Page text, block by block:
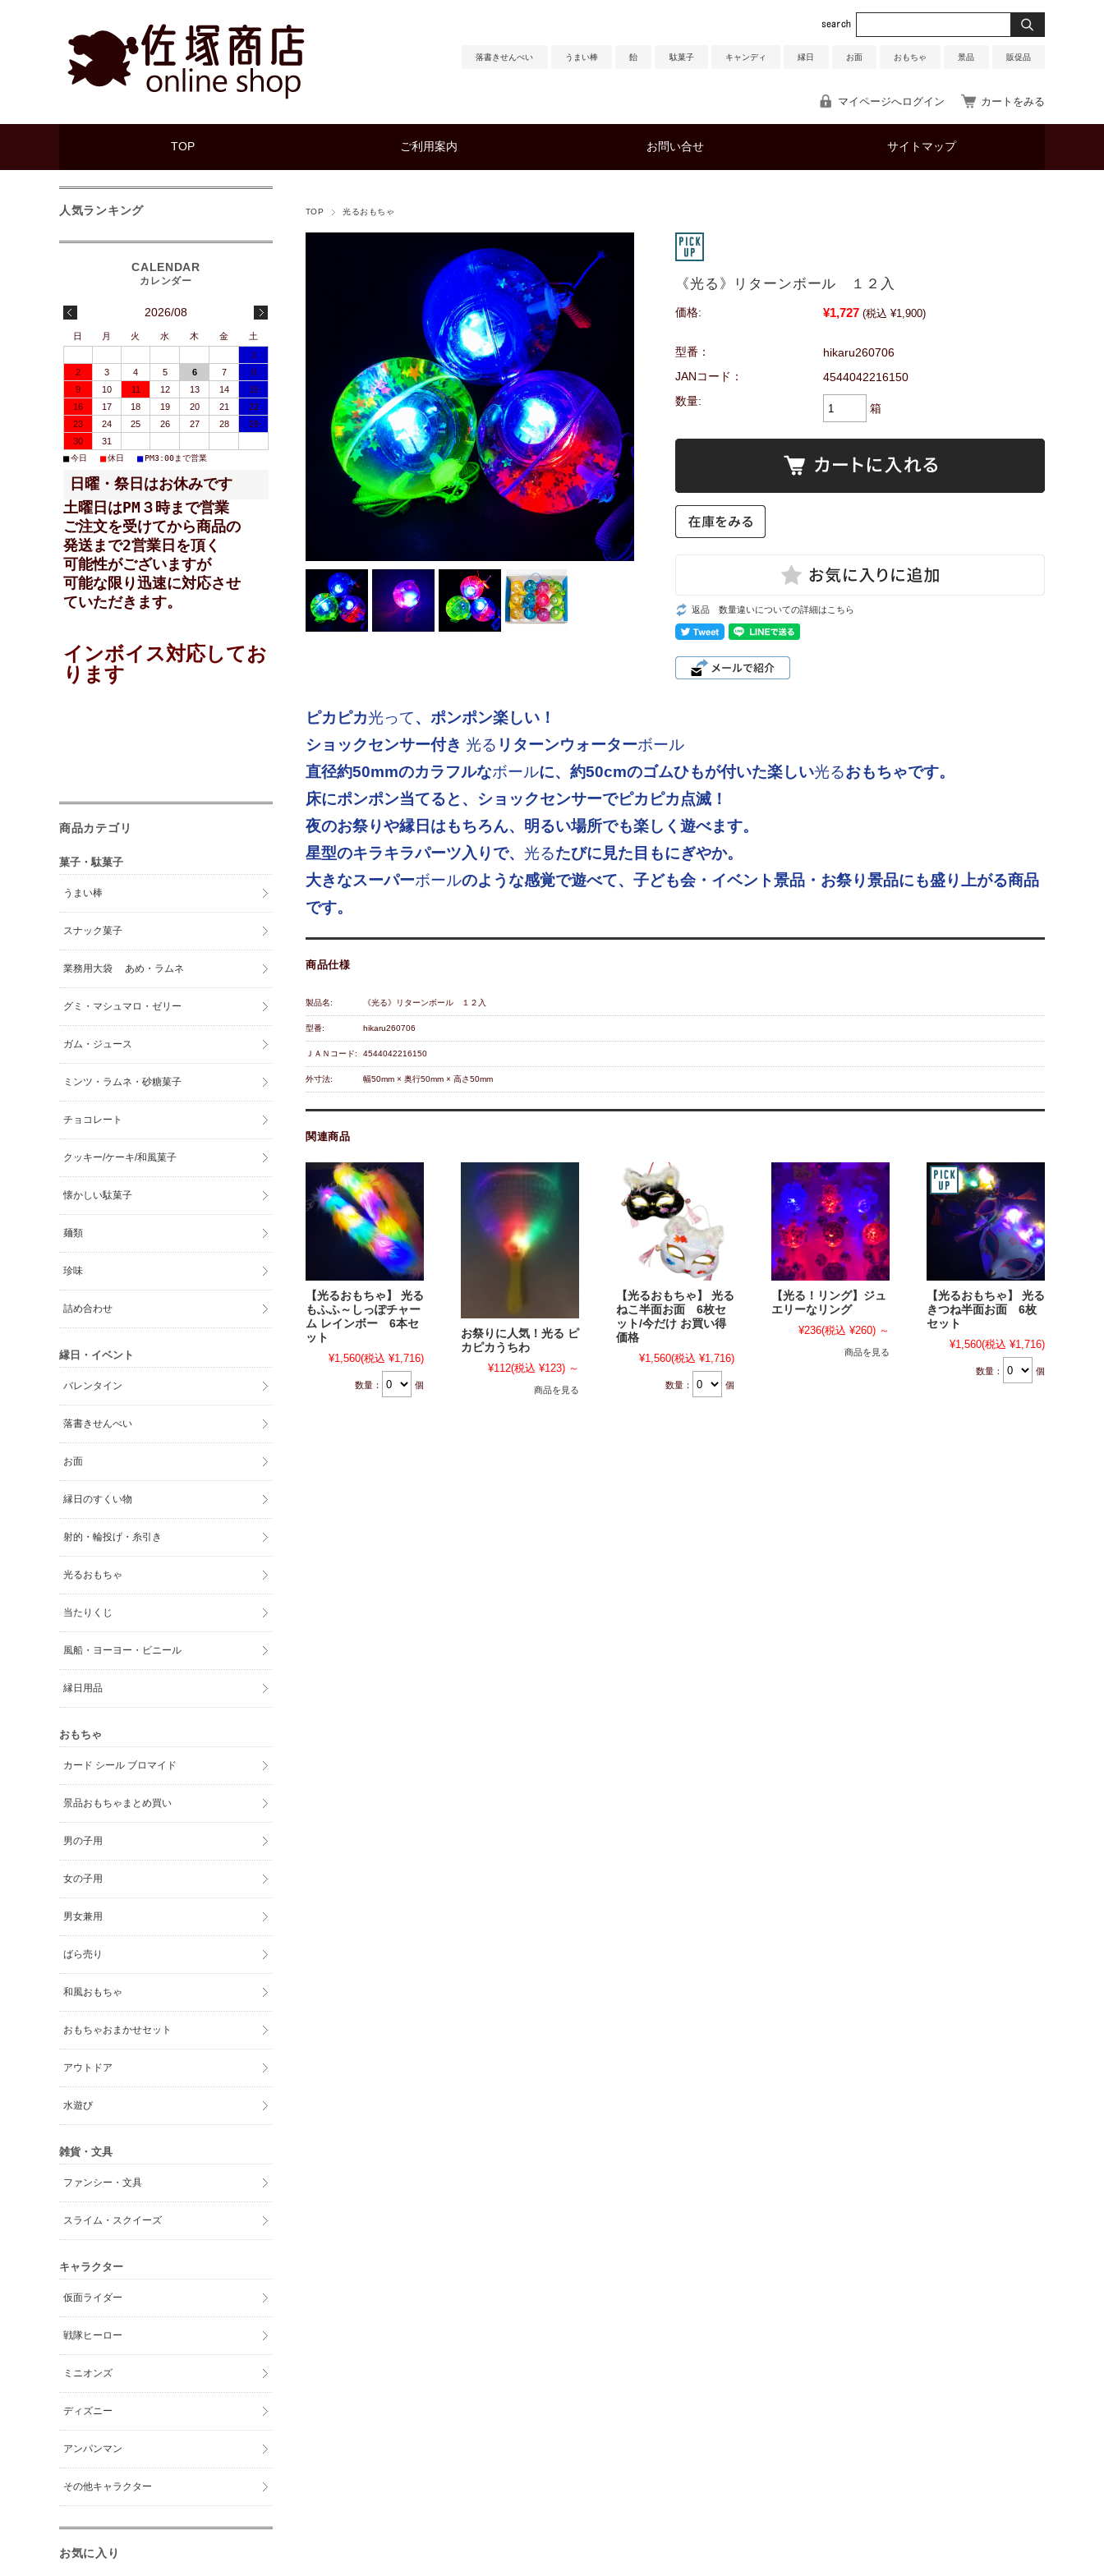
落書きせんべい うまい棒 飴 駄菓子 キャンディ 縁日 お面 おもちゃ 景品 販促品
マイページへログイン カートをみる
TOP ご利用案内 お問い合せ サイトマップ
TOP 光るおもちゃ
《光る》リターンボール １２入
価格: ¥1,727 (税込 ¥1,900)
型番：
hikaru260706
JANコード：
4544042216150
数量:
箱
返品 数量違いについての詳細はこちら
ピカピカ光って、ポンポン楽しい！
ショックセンサー付き 光る リターンウォーターボール
直径約50mmのカラフルなボールに、約50cmのゴムひもが付いた楽しい光るおもちゃです。
床にポンポン当てると、ショックセンサーでピカピカ点滅！
夜のお祭りや縁日はもちろん、明るい場所でも楽しく遊べます。
星型のキラキラパーツ入りで、 光るたびに見た目もにぎやか。
大きなスーパーボールのような感覚で遊べて、子ども会・イベント景品・お祭り景品にも盛り上がる商品
です。
商品仕様
製品名: 《光る》リターンボール １２入
型番: hikaru260706
ＪＡＮコード: 4544042216150
外寸法: 幅50mm × 奥行50mm × 高さ50mm
関連商品
【光るおもちゃ】 光る
もふふ～しっぽチャー
ム レインボー 6本セ
ット
¥1,560(税込 ¥1,716)
数量： 個
お祭りに人気！光る ピ
カピカうちわ
¥112(税込 ¥123) ～
商品を見る
【光るおもちゃ】 光る
ねこ半面お面 6枚セ
ット/今だけ お買い得
価格
¥1,560(税込 ¥1,716)
数量： 個
【光る！リング】ジュ
エリーなリング
¥236(税込 ¥260) ～
商品を見る
【光るおもちゃ】 光る
きつね半面お面 6枚
セット
¥1,560(税込 ¥1,716)
数量： 個
人気ランキング
2026/08
日 月 火 水 木 金
土
1
2
3 4 5 6 7
8
9
10 11 12 13 14
15
16
17 18 19 20 21
22
23
24 25 26 27 28
29
30
31
■今日 ■休日 ■ PM3:00まで営業
日曜・祭日はお休みです
土曜日はPM３時まで営業
ご注文を受けてから商品の
発送まで2営業日を頂く
可能性がございますが
可能な限り迅速に対応させ
ていただきます。
インボイス対応してお
ります
商品カテゴリ
菓子・駄菓子
うまい棒
スナック菓子
業務用大袋 あめ・ラムネ
グミ・マシュマロ・ゼリー
ガム・ジュース
ミンツ・ラムネ・砂糖菓子
チョコレート
クッキー/ケーキ/和風菓子
懐かしい駄菓子
麺類
珍味
詰め合わせ
縁日・イベント
バレンタイン
落書きせんべい
お面
縁日のすくい物
射的・輪投げ・糸引き
光るおもちゃ
当たりくじ
風船・ヨーヨー・ビニール
縁日用品
おもちゃ
カード シール ブロマイド
景品おもちゃまとめ買い
男の子用
女の子用
男女兼用
ばら売り
和風おもちゃ
おもちゃおまかせセット
アウトドア
水遊び
雑貨・文具
ファンシー・文具
スライム・スクイーズ
キャラクター
仮面ライダー
戦隊ヒーロー
ミニオンズ
ディズニー
アンパンマン
その他キャラクター
お気に入り